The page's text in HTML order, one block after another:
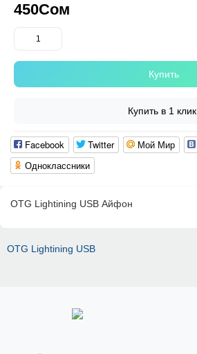
450Сом
Купить
Купить в 1 клик
Facebook Twitter Мой Мир
Одноклассники
OTG Lightining USB Айфон
OTG Lightining USB